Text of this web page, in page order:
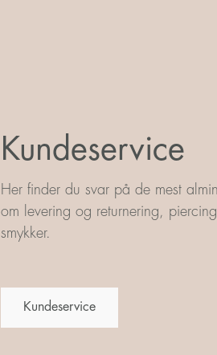
Kundeservice
Her finder du svar på de mest
om levering og returnering,
smykker.
Kundeservice